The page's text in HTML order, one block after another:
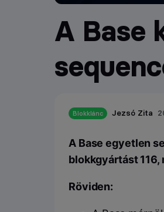
A Base
Blokklánc Jezsó Zita
A Base egyetlen
blokkgyártást 116,
Röviden: